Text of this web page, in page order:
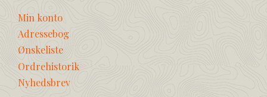
Min konto
Adressebog
Ønskeliste
Ordrehistorik
Nyhedsbrev